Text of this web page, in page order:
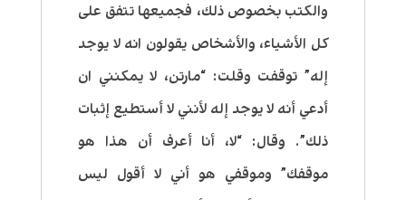
والكتب بخصوص ذلك، فجميعها تتفق على
كل الأشياء، والأشخاص يقولون انه لا يوجد
إله” توقفت وقلت: “مارتن، لا يمكنني ان
أدعي أنه لا يوجد إله لأنني لا أستطيع إثبات
ذلك”. وقال: “لا، أنا أعرف أن هذا هو
موقفك” وموقفي هو أني لا أقول ليس